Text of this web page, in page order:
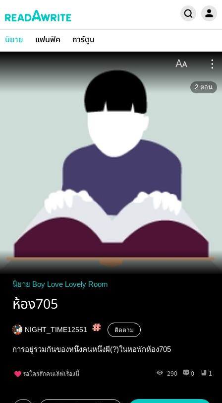
นิยาย แฟนฟิค การ์ตูน
2 ตอน
นิยาย Boy Love Lovely Room
ห้อง705
NIGHT_TIME12551 ติดตาม
การอยู่รวมกันของหนึ่งคนหนึ่งผี(?)ในหอพักห้อง705
รอใครสักคนเลิฟเรื่องนี้ 290 0 1